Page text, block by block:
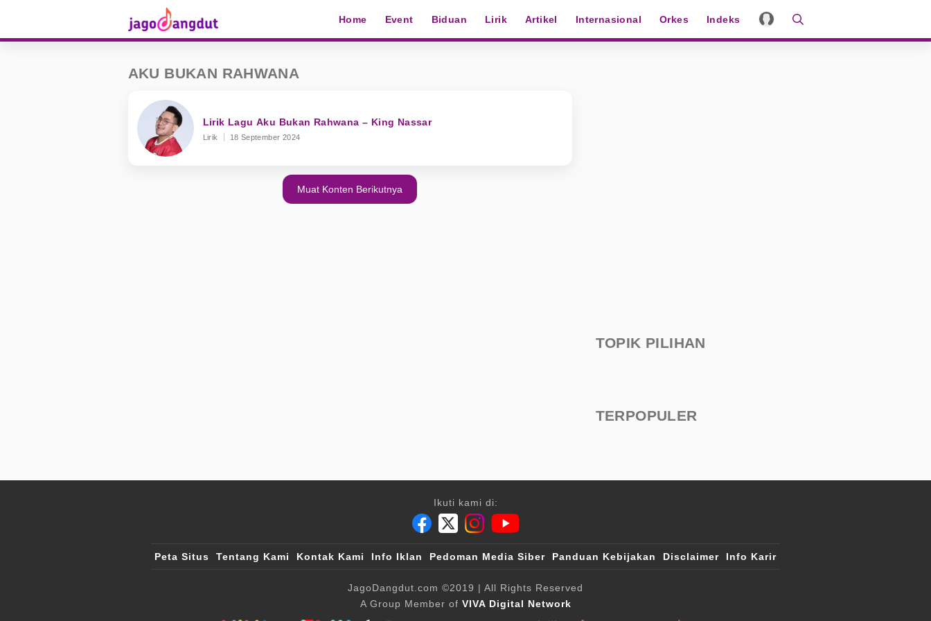
Home Event Biduan Lirik Artikel Internasional Orkes Indeks
AKU BUKAN RAHWANA
Lirik Lagu Aku Bukan Rahwana – King Nassar
Lirik 18 September 2024
Muat Konten Berikutnya
TOPIK PILIHAN
TERPOPULER
Ikuti kami di:
Peta Situs Tentang Kami Kontak Kami Info Iklan Pedoman Media Siber Panduan Kebijakan Disclaimer Info Karir
JagoDangdut.com ©2019 | All Rights Reserved
A Group Member of VIVA Digital Network